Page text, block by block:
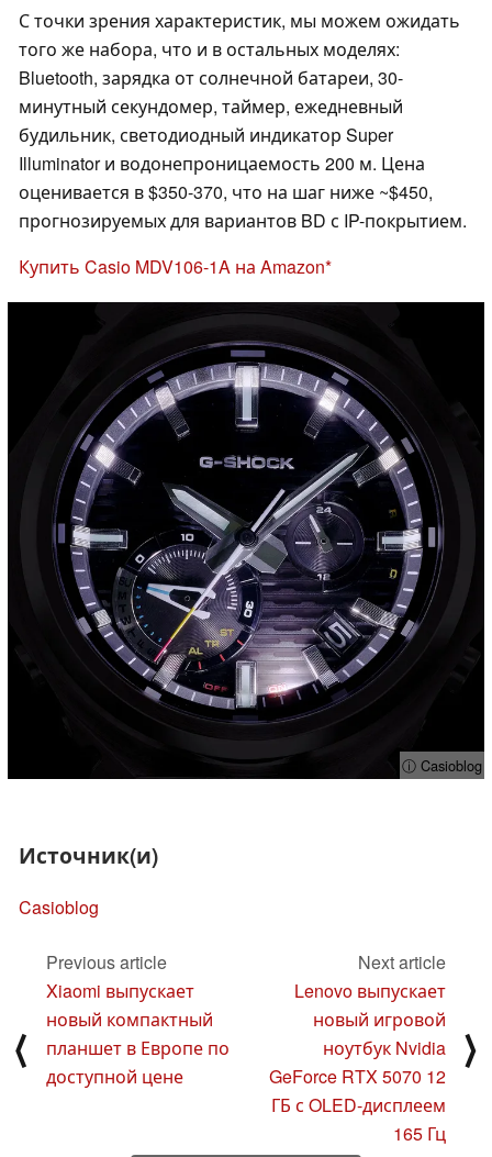
С точки зрения характеристик, мы можем ожидать
того же набора, что и в остальных моделях:
Bluetooth, зарядка от солнечной батареи, 30-
минутный секундомер, таймер, ежедневный
будильник, светодиодный индикатор Super
Illuminator и водонепроницаемость 200 м. Цена
оценивается в $350-370, что на шаг ниже ~$450,
прогнозируемых для вариантов BD с IP-покрытием.
Купить Casio MDV106-1A на Amazon
ⓘ Casioblog
Источник(и)
Casioblog
⟨
Previous article
Xiaomi выпускает
новый компактный
планшет в Европе по
доступной цене
Next article
Lenovo выпускает
новый игровой
ноутбук Nvidia
GeForce RTX 5070 12
ГБ с OLED-дисплеем
165 Гц
⟩